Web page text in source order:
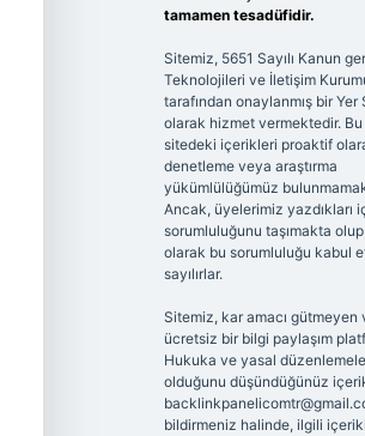
tamamen tesadüfidir.
Sitemiz, 5651 Sayılı Kanun
Teknolojileri ve İletişim
tarafından onaylanmış bir Yer
olarak hizmet vermektedir.
sitedeki içerikleri proaktif
denetleme veya araştırma
yükümlülüğümüz
Ancak, üyelerimiz yazdıkları
sorumluluğunu taşımakta
olarak bu sorumluluğu kabul
sayılırlar.
Sitemiz, kar amacı gütmeyen
ücretsiz bir bilgi paylaşım
Hukuka ve yasal
olduğunu düşündüğünüz
bildirmeniz halinde, ilgili